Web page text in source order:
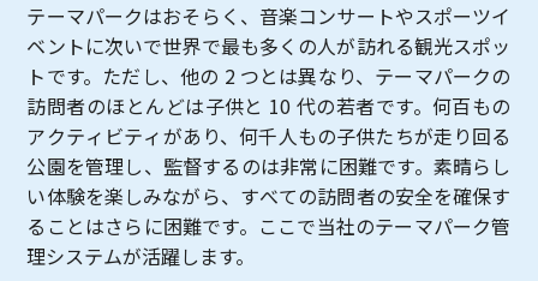
テーマパークはおそらく、音楽コンサートやスポーツイ
ベントに次いで世界で最も多くの人が訪れる観光スポッ
トです。ただし、他の 2 つとは異なり、テーマパークの
訪問者のほとんどは子供と 10 代の若者です。何百もの
アクティビティがあり、何千人もの子供たちが走り回る
公園を管理し、監督するのは非常に困難です。素晴らし
い体験を楽しみながら、すべての訪問者の安全を確保す
ることはさらに困難です。ここで当社のテーマパーク管
理システムが活躍します。